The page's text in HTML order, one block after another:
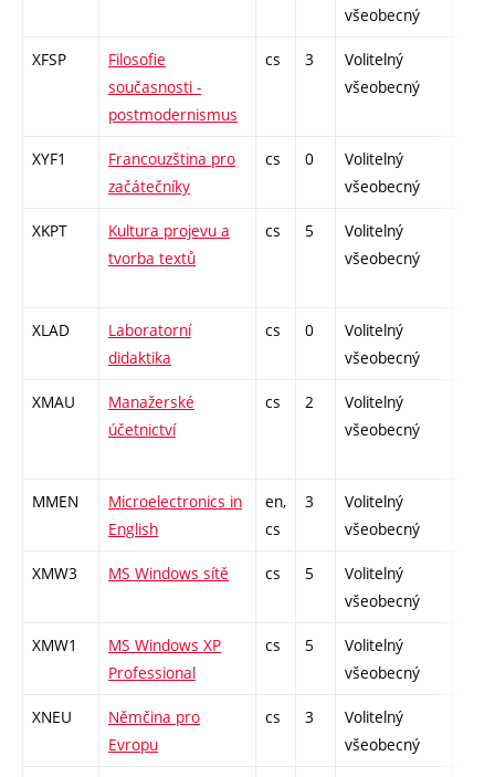
všeobecný
XFSP
Filosofie
současnosti -
postmodernismus
cs 3
Volitelný
všeobecný
XYF1
Francouzština pro
začátečníky
cs 0
Volitelný
všeobecný
XKPT
Kultura projevu a
tvorba textů
cs 5
Volitelný
všeobecný
XLAD
Laboratorní
didaktika
cs 0
Volitelný
všeobecný
XMAU
Manažerské
účetnictví
cs 2
Volitelný
všeobecný
MMEN
Microelectronics in
English
en,
cs
3
Volitelný
všeobecný
XMW3 MS Windows sítě cs 5
Volitelný
všeobecný
XMW1
MS Windows XP
Professional
cs 5
Volitelný
všeobecný
XNEU
Němčina pro
Evropu
cs 3
Volitelný
všeobecný